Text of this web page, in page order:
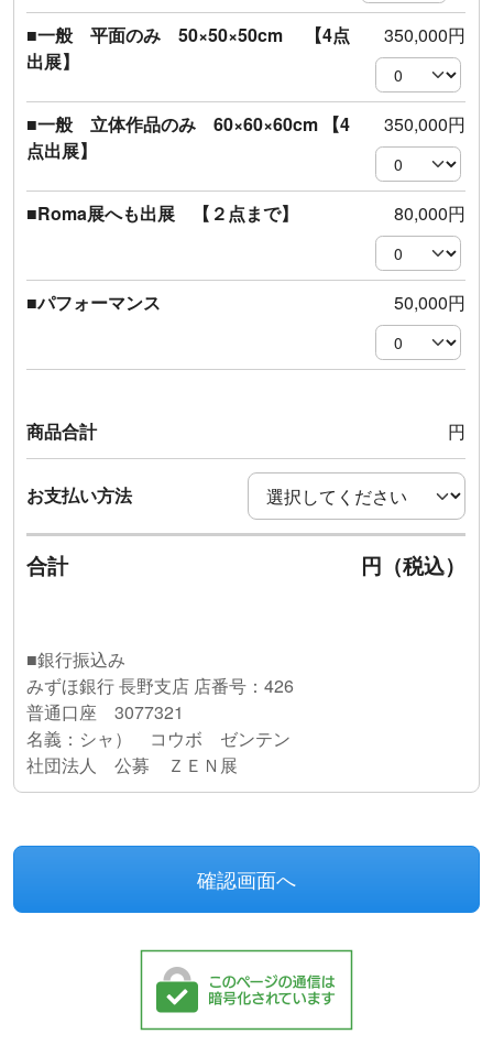
■一般 平面のみ 50×50×50cm 【4点
出展】
350,000円
■一般 立体作品のみ 60×60×60cm 【4
点出展】
350,000円
■Roma展へも出展 【２点まで】 80,000円
■パフォーマンス 50,000円
商品合計 円
お支払い方法
合計 円（税込）
■銀行振込み
みずほ銀行 長野支店 店番号：426
普通口座 3077321
名義：シャ） コウボ ゼンテン
社団法人 公募 ＺＥＮ展